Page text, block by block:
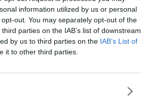
information utilized by us or personal
out. You may separately opt-out of the
parties on the IAB’s list of downstream
by us to third parties on the IAB’s List of
it to other third parties.